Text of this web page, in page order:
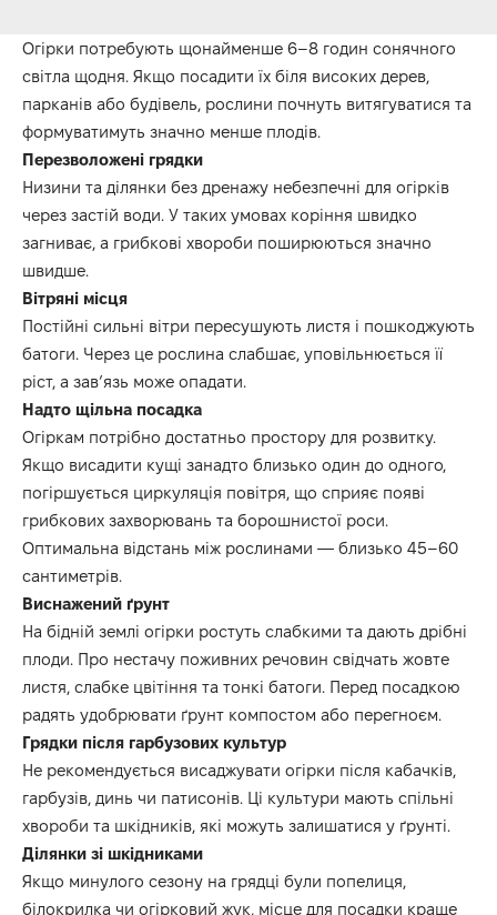
Огірки потребують щонайменше 6–8 годин сонячного
світла щодня. Якщо посадити їх біля високих дерев,
парканів або будівель, рослини почнуть витягуватися та
формуватимуть значно менше плодів.
Перезволожені грядки
Низини та ділянки без дренажу небезпечні для огірків
через застій води. У таких умовах коріння швидко
загниває, а грибкові хвороби поширюються значно
швидше.
Вітряні місця
Постійні сильні вітри пересушують листя і пошкоджують
батоги. Через це рослина слабшає, уповільнюється її
ріст, а зав’язь може опадати.
Надто щільна посадка
Огіркам потрібно достатньо простору для розвитку.
Якщо висадити кущі занадто близько один до одного,
погіршується циркуляція повітря, що сприяє появі
грибкових захворювань та борошнистої роси.
Оптимальна відстань між рослинами — близько 45–60
сантиметрів.
Виснажений ґрунт
На бідній землі огірки ростуть слабкими та дають дрібні
плоди. Про нестачу поживних речовин свідчать жовте
листя, слабке цвітіння та тонкі батоги. Перед посадкою
радять удобрювати ґрунт компостом або перегноєм.
Грядки після гарбузових культур
Не рекомендується висаджувати огірки після кабачків,
гарбузів, динь чи патисонів. Ці культури мають спільні
хвороби та шкідників, які можуть залишатися у ґрунті.
Ділянки зі шкідниками
Якщо минулого сезону на грядці були попелиця,
білокрилка чи огірковий жук, місце для посадки краще